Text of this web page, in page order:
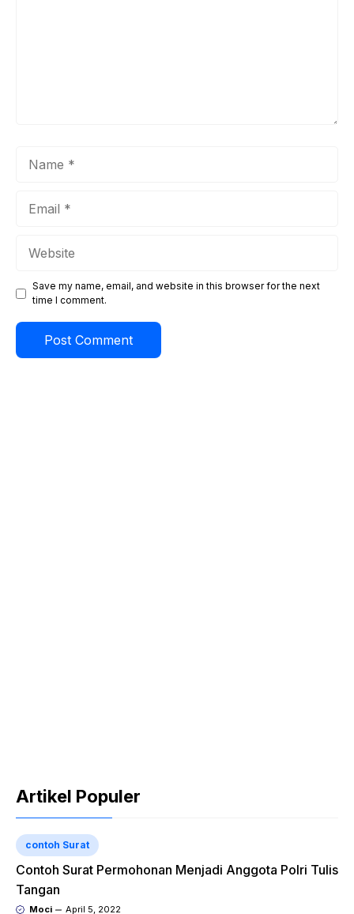
Save my name, email, and website in this browser for the next
time I comment.
Artikel Populer
contoh Surat
Contoh Surat Permohonan Menjadi Anggota Polri Tulis
Tangan
Moci April 5, 2022